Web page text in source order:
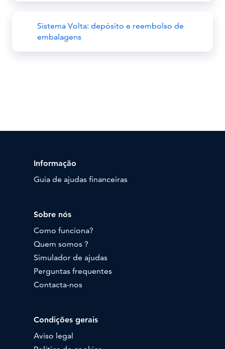
Sistema Volta: depósito e reembolso de
embalagens
Informação
Guia de ajudas financeiras
Sobre nós
Como funciona?
Quem somos ?
Simulador de ajudas
Perguntas frequentes
Contacta-nos
Condições gerais
Aviso legal